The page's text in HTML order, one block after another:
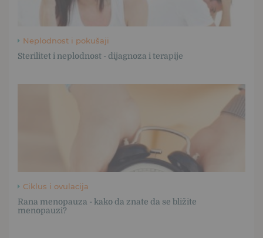
Neplodnost i pokušaji
Sterilitet i neplodnost - dijagnoza i terapije
Ciklus i ovulacija
Rana menopauza - kako da znate da se bližite
menopauzi?